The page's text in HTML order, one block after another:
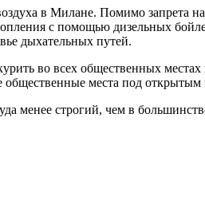
в Милане. Помимо запрета
с помощью дизельных
дыхательных путей.
во всех общественных
общественные места под открытым
менее строгий, чем в